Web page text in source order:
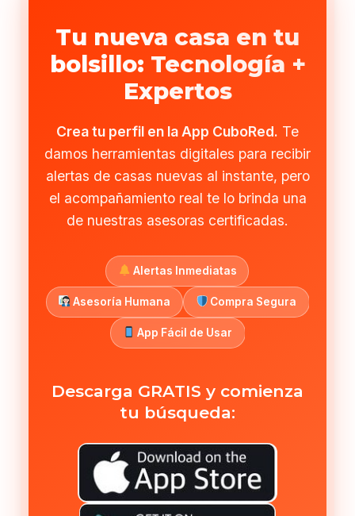
Tu nueva casa en tu
bolsillo: Tecnología +
Expertos
Crea tu perfil en la App CuboRed. Te
damos herramientas digitales para recibir
alertas de casas nuevas al instante, pero
el acompañamiento real te lo brinda una
de nuestras asesoras certificadas.
Alertas Inmediatas
Asesoría Humana Compra Segura
App Fácil de Usar
Descarga GRATIS y comienza
tu búsqueda: